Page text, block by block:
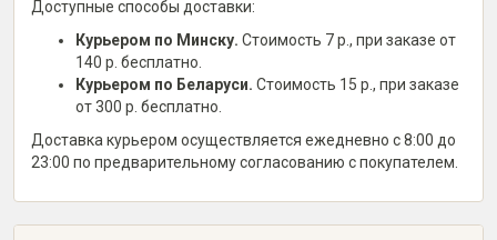
Доступные способы доставки:
Курьером по Минску. Стоимость 7 р., при заказе от
140 р. бесплатно.
Курьером по Беларуси. Стоимость 15 р., при заказе
от 300 р. бесплатно.
Доставка курьером осуществляется ежедневно с 8:00 до
23:00 по предварительному согласованию с покупателем.